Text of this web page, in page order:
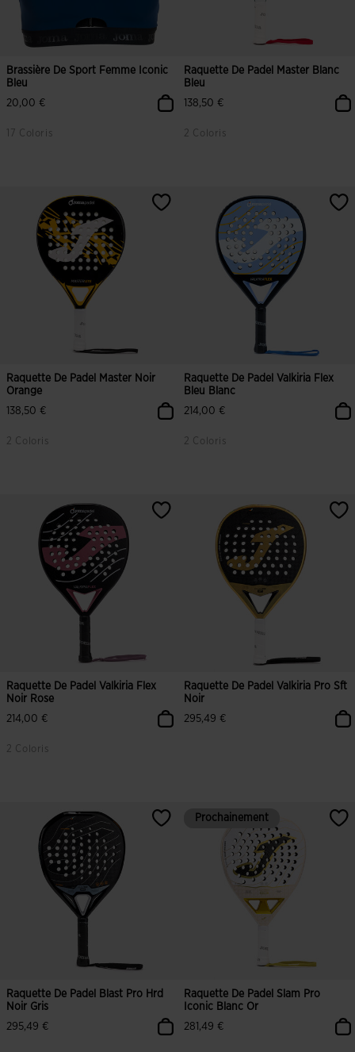
Brassière De Sport Femme Iconic
Bleu
20,00 €
17 Coloris
4,6 sur 5 Évaluation du client
Raquette De Padel Master Blanc
Bleu
138,50 €
2 Coloris
3,4 sur 5 Évaluation du client
Raquette De Padel Master Noir
Orange
138,50 €
2 Coloris
5 sur 5 Évaluation du client
Raquette De Padel Valkiria Flex
Bleu Blanc
214,00 €
2 Coloris
5 sur 5 Évaluation du client
Raquette De Padel Valkiria Flex
Noir Rose
214,00 €
2 Coloris
3,5 sur 5 Évaluation du client
Raquette De Padel Valkiria Pro Sft
Noir
295,49 €
4,6 sur 5 Évaluation du client
Raquette De Padel Blast Pro Hrd
Noir Gris
295,49 €
Prochainement
Prochainement
Raquette De Padel Slam Pro
Iconic Blanc Or
281,49 €